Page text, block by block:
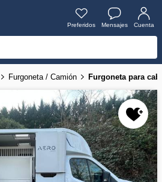
Preferidos Mensajes Cuenta
Furgoneta / Camión Furgoneta para